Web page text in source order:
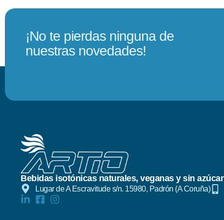
¡No te pierdas ninguna de
nuestras novedades!
Bebidas isotónicas naturales, veganas y sin azúcar
Lugar de A Escravitude s/n. 15980, Padrón (A Coruña)